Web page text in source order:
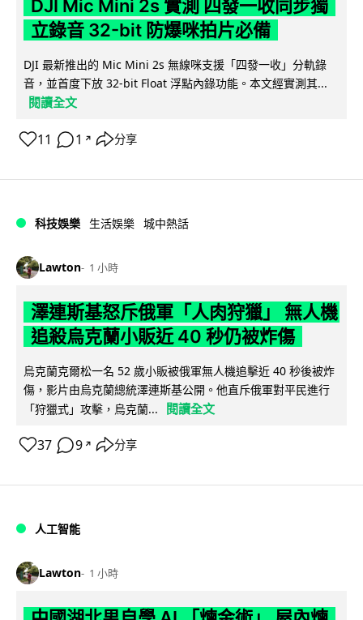
DJI Mic Mini 2s 實測 四發一收同步獨
立錄音 32-bit 防爆咪拍片必備
DJI 最新推出的 Mic Mini 2s 無線咪支援「四發一收」分軌錄
音，並首度下放 32-bit Float 浮點內錄功能。本文經實測其...
閱讀全文
11 1 ↗ 分享
科技娛樂 生活娛樂 城中熱話
Lawton 1 小時
澤連斯基怒斥俄軍「人肉狩獵」 無人機
追殺烏克蘭小販近 40 秒仍被炸傷
烏克蘭克爾松一名 52 歲小販被俄軍無人機追擊近 40 秒後被炸
傷，影片由烏克蘭總統澤連斯基公開。他直斥俄軍對平民進行
「狩獵式」攻擊，烏克蘭...
閱讀全文
37 9 ↗ 分享
人工智能
Lawton 1 小時